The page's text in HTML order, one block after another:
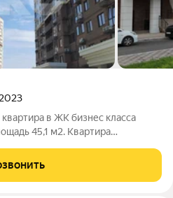
45,1 м2. Квартира
br br
свет,